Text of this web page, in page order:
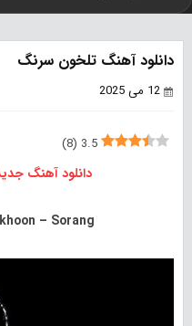
دانلود آهنگ تلخون سرنگ
12 می 2025
3.5
(
8
)
دانلود آهنگ
– Sorang